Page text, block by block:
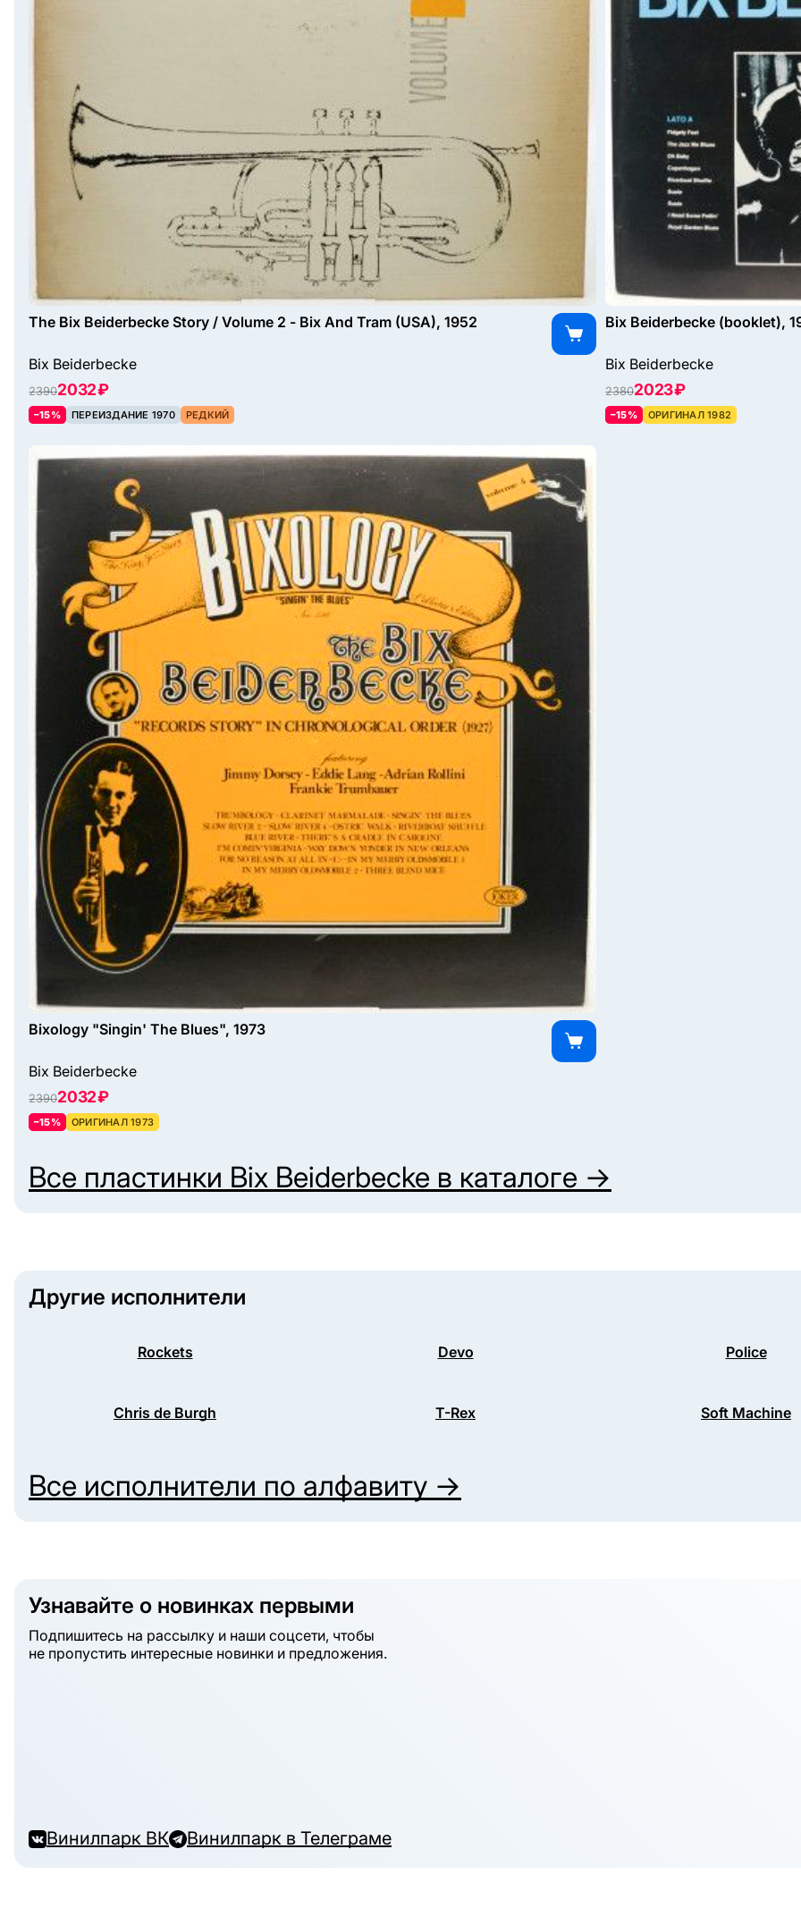
The Bix Beiderbecke Story / Volume 2 - Bix And Tram (USA), 1952
Bix Beiderbecke
23902032 ₽
–15% ПЕРЕИЗДАНИЕ 1970 РЕДКИЙ
Bix Beiderbecke (booklet),
Bix Beiderbecke
23802023 ₽
–15% ОРИГИНАЛ 1982
Bixology "Singin' The Blues", 1973
Bix Beiderbecke
23902032 ₽
–15% ОРИГИНАЛ 1973
Все пластинки Bix Beiderbecke в каталоге →
Другие исполнители
Rockets Devo Police
Chris de Burgh T-Rex Soft Machine
Все исполнители по алфавиту →
Узнавайте о новинках первыми
Подпишитесь на рассылку и наши соцсети, чтобы
не пропустить интересные новинки и предложения.
Винилпарк ВК Винилпарк в Телеграме